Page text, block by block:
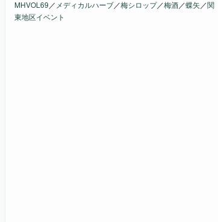
MHVOL69 ／ メディカルハーブ／梅シロップ／梅酒／蝶矢 ／関
東地区イベント